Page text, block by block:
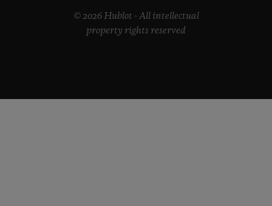
© 2026 Hublot - All intellectual
property rights reserved